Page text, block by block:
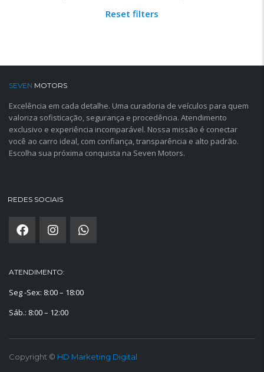
Reset filters
SEVEN MOTORS
Excelência em cada detalhe. Uma curadoria de veículos para quem
valoriza sofisticação, segurança e procedência. Atendimento
exclusivo e experiência incomparável. Nossa missão é conectar
você ao carro ideal, com confiança, transparência e alto padrão.
Escolha sua próxima conquista na Seven Motors.
REDES SOCIAIS
ATENDIMENTO:
Seg -Sex: 8:00 – 18:00
Sáb.: 8:00 – 12:00
Copyright © HD Marketing Digital